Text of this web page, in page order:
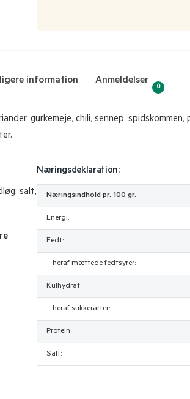
information Anmeldelser
0
gurkemeje, chili, sennep,
salt,
Næringsdeklaration:
Næringsindhold pr. 100 gr.
Energi:
Fedt:
– heraf mættede fedtsyrer:
Kulhydrat:
– heraf sukkerarter:
Protein:
Salt: